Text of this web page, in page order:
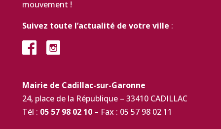
mouvement !
Suivez toute l’actualité de votre ville :
Mairie de Cadillac-sur-Garonne
24, place de la République – 33410 CADILLAC
Tél : 05 57 98 02 10– Fax : 05 57 98 02 11